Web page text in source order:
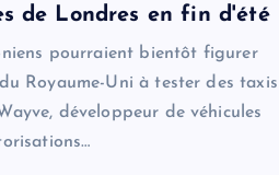
de Londres en fin d'été
pourraient bientôt figurer
Royaume-Uni à tester des taxis
développeur de véhicules